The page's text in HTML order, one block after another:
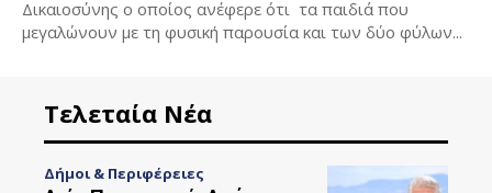
Δικαιοσύνης ο οποίος ανέφερε ότι τα παιδιά που
μεγαλώνουν με τη φυσική παρουσία και των δύο φύλων...
Τελεταία Νέα
Δήμοι & Περιφέρειες